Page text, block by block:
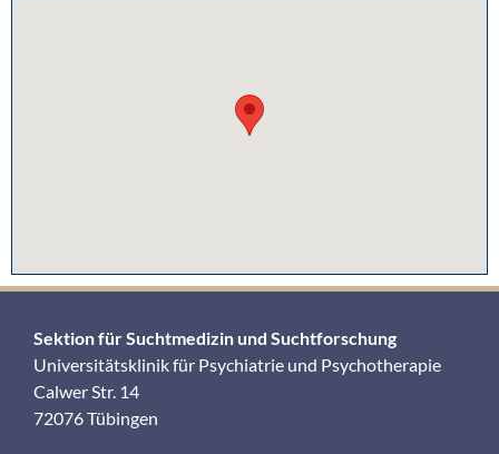
Sektion für Suchtmedizin und Suchtforschung
Universitätsklinik für Psychiatrie und Psychotherapie
Calwer Str. 14
72076 Tübingen